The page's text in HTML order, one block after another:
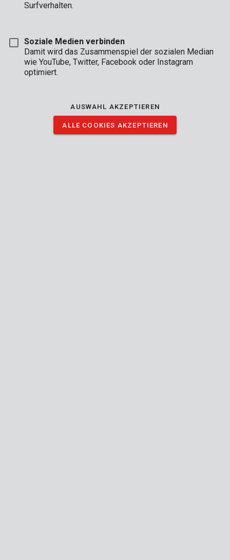
Schutzhülle 0,03mm 4x5m
Surfverhalten.
Soziale Medien verbinden
Damit wird das Zusammenspiel der sozialen Median
wie YouTube, Twitter, Facebook oder Instagram
optimiert.
AUSWAHL AKZEPTIEREN
ALLE COOKIES AKZEPTIEREN